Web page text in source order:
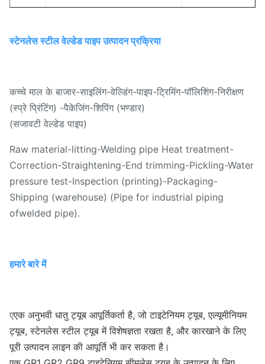
स्टेनलेस स्टील वेल्डेड पाइप उत्पादन प्रक्रिया
कच्चे माल के बाजार-साइलिंग-वेल्डिंग-पाइप-ट्रिमिंग-पॉलिशिंग-निरीक्षण
(स्प्रे प्रिंटिंग) -पैकेजिंग-शिपिंग (भण्डार)
(सजावटी वेल्डेड पाइप)
Raw material-litting-Welding pipe Heat treatment-
Correction-Straightening-End trimming-Pickling-Water
pressure test-Inspection (printing)-Packaging-
Shipping (warehouse) (Pipe for industrial piping
ofwelded pipe).
हमारे बारे में
एएक अनुभवी धातु ट्यूब आपूर्तिकर्ता है, जो टाइटेनियम ट्यूब, एल्यूमीनियम
ट्यूब, स्टेनलेस स्टील ट्यूब में विशेषज्ञता रखता है, और कारखाने के लिए
पूरी उत्पादन लाइन की आपूर्ति भी कर सकता है।